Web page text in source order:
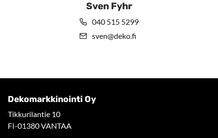
Sven Fyhr
040 515 5299
sven@deko.fi
Dekomarkkinointi Oy
Tikkurilantie 10
FI-01380 VANTAA